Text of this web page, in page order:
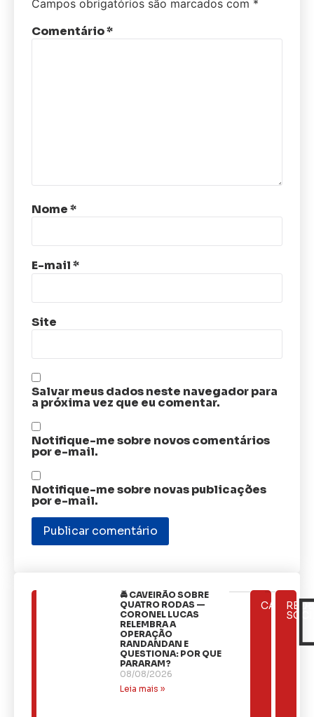
Campos obrigatórios são marcados com *
Comentário*
Nome*
E-mail*
Site
Salvar meus dados neste navegador para
a próxima vez que eu comentar.
Notifique-me sobre novos comentários
por e-mail.
Notifique-me sobre novas publicações
por e-mail.
🚔 CAVEIRÃO SOBRE
QUATRO RODAS —
CORONEL LUCAS
RELEMBRA A
OPERAÇÃO
RANDANDAN E
QUESTIONA: POR QUE
PARARAM?
08/08/2026
Leia mais »